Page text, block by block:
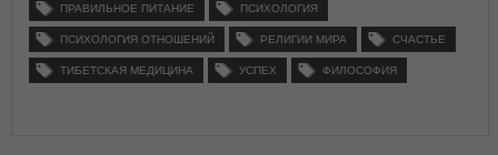
ПРАВИЛЬНОЕ ПИТАНИЕ ПСИХОЛОГИЯ
ПСИХОЛОГИЯ ОТНОШЕНИЙ РЕЛИГИИ МИРА СЧАСТЬЕ
ТИБЕТСКАЯ МЕДИЦИНА УСПЕХ ФИЛОСОФИЯ